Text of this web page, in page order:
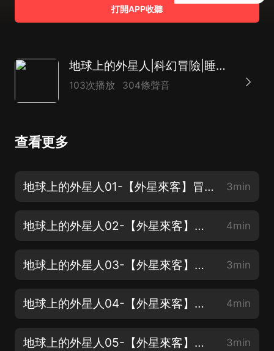
打開APP收聽
地球上的外星人|科幻冒險|睡前故事|劉慈欣推薦
103次播放 304條聲音
查看更多
地球上的外星人01-【外星來客】冒險王星球 3min
地球上的外星人02-【外星來客】母星是地球 4min
地球上的外星人03-【外星來客】機器人叛變 3min
地球上的外星人04-【外星來客】抵達太陽系 4min
地球上的外星人05-【外星來客】分頭行動 3min